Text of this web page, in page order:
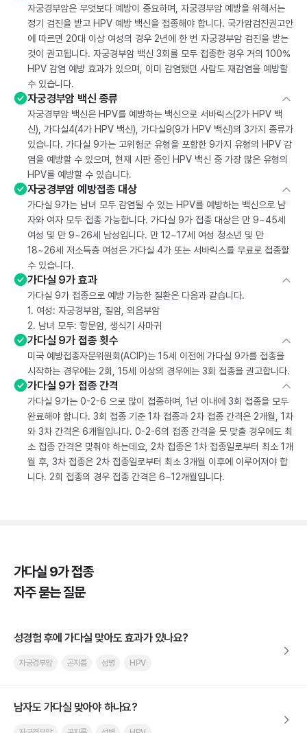
자궁경부암은 무엇보다 예방이 중요하며, 자궁경부암 예방을 위해서는
정기 검진을 받고 HPV 예방 백신을 접종해야 합니다. 국가암검진권고안
에 따르면 20대 이상 여성의 경우 2년에 한 번 자궁경부암 검진을 받는
것이 권고됩니다. 자궁경부암 백신 3회를 모두 접종한 경우 거의 100%
HPV 감염 예방 효과가 있으며, 이미 감염됐던 사람도 재감염을 예방할
수 있습니다.
자궁경부암 백신 종류
자궁경부암 백신은 HPV를 예방하는 백신으로 서바릭스(2가 HPV 백
신), 가다실4(4가 HPV 백신), 가다실9(9가 HPV 백신)의 3가지 종류가
있습니다. 가다실 9가는 고위험군 유형을 포함한 9가지 유형의 HPV 감
염을 예방할 수 있으며, 현재 시판 중인 HPV 백신 중 가장 많은 유형의
HPV를 예방할 수 있습니다.
자궁경부암 예방접종 대상
가다실 9가는 남녀 모두 감염될 수 있는 HPV를 예방하는 백신으로 남
자와 여자 모두 접종 가능합니다. 가다실 9가 접종 대상은 만 9~45세
여성 및 만 9~26세 남성입니다. 만 12~17세 여성 청소년 및 만
18~26세 저소득층 여성은 가다실 4가 또는 서바릭스를 무료로 접종할
수 있습니다.
가다실 9가 효과
가다실 9가 접종으로 예방 가능한 질환은 다음과 같습니다.
1. 여성: 자궁경부암, 질암, 외음부암
2. 남녀 모두: 항문암, 생식기 사마귀
가다실 9가 접종 횟수
미국 예방접종자문위원회(ACIP)는 15세 이전에 가다실 9가를 접종을
시작하는 경우에는 2회, 15세 이상의 경우에는 3회 접종을 권고합니다.
가다실 9가 접종 간격
가다실 9가는 0-2-6 으로 많이 접종하며, 1년 이내에 3회 접종을 모두
완료해야 합니다. 3회 접종 기준 1차 접종과 2차 접종 간격은 2개월, 1차
와 3차 간격은 6개월입니다. 0-2-6의 접종 간격을 못 맞출 경우에도 최
소 접종 간격은 맞춰야 하는데요, 2차 접종은 1차 접종일로부터 최소 1개
월 후, 3차 접종은 2차 접종일로부터 최소 3개월 이후에 이루어져야 합
니다. 2회 접종의 경우 접종 간격은 6~12개월입니다.
가다실 9가 접종
자주 묻는 질문
성경험 후에 가다실 맞아도 효과가 있나요?
자궁경부암 곤지름 성병 HPV
남자도 가다실 맞아야 하나요?